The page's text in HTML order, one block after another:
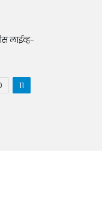
लाईव्ह-
11